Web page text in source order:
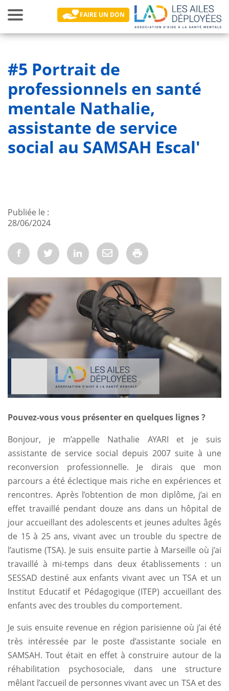
FAIRE UN DON
Toggle
navigation
#5 Portrait de
professionnels en santé
mentale Nathalie,
assistante de service
social au SAMSAH Escal'
Publiée le
28/06/2024
Pouvez-vous vous présenter en quelques lignes ?
Bonjour, je m’appelle Nathalie AYARI et je suis
assistante de service social depuis 2007 suite à une
reconversion professionnelle. Je dirais que mon
parcours a été éclectique mais riche en expériences et
rencontres. Après l’obtention de mon diplôme, j’ai en
effet travaillé pendant douze ans dans un hôpital de
jour accueillant des adolescents et jeunes adultes âgés
de 15 à 25 ans, vivant avec un trouble du spectre de
l’autisme (TSA). Je suis ensuite partie à Marseille où j’ai
travaillé à mi-temps dans deux établissements : un
SESSAD destiné aux enfants vivant avec un TSA et un
Institut Educatif et Pédagogique (ITEP) accueillant des
enfants avec des troubles du comportement.
Para los aficionados a los juegos en línea, encontrar
emocionante es clave para disfrutar de una experiencia
https://fortuplay.com/dinero-real/ se ha convertido en
aquellos que buscan combinar diversión con la
reales. Este sitio ofrece una amplia selección de juegos,
seguridad que todo jugador necesita. Enhttps://
usuarios pueden acceder a una variada gama de
Je suis ensuite revenue en région parisienne où j’ai été
très intéressée par le poste d’assistante sociale en
SAMSAH. Tout était en effet à construire autour de la
réhabilitation psychosociale, dans une structure
mêlant l’accueil de personnes vivant avec un TSA et des